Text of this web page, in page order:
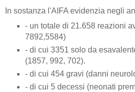
In sostanza l'AIFA evidenzia negli
- un totale di 21.658 reazioni
7892,5584)
- di cui 3351 solo da
(1857, 992, 702).
- di cui 454 gravi (danni
- di cui 5 decessi (neonati